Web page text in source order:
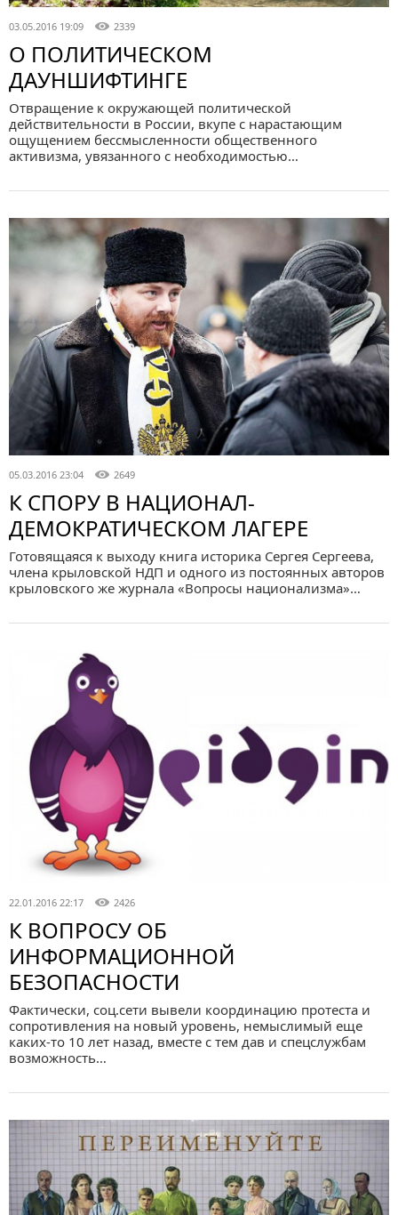
03.05.2016 19:09 2339
О ПОЛИТИЧЕСКОМ
ДАУНШИФТИНГЕ
Отвращение к окружающей политической
действительности в России, вкупе с нарастающим
ощущением бессмысленности общественного
активизма, увязанного с необходимостью…
05.03.2016 23:04 2649
К СПОРУ В НАЦИОНАЛ-
ДЕМОКРАТИЧЕСКОМ ЛАГЕРЕ
Готовящаяся к выходу книга историка Сергея Сергеева,
члена крыловской НДП и одного из постоянных авторов
крыловского же журнала «Вопросы национализма»…
22.01.2016 22:17 2426
К ВОПРОСУ ОБ
ИНФОРМАЦИОННОЙ
БЕЗОПАСНОСТИ
Фактически, соц.сети вывели координацию протеста и
сопротивления на новый уровень, немыслимый еще
каких-то 10 лет назад, вместе с тем дав и спецслужбам
возможность…